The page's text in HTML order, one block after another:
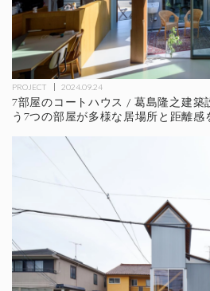
PROJECT 2024.09.24
7部屋のコートハウス / 葛島隆之建築
う7つの部屋が多様な居場所と距離感